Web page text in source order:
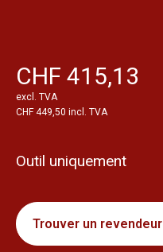
CHF 415,13
excl. TVA
CHF 449,50 incl. TVA
Outil uniquement
Trouver un revendeur